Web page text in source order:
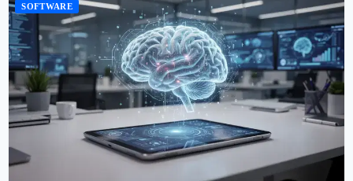
SOFTWARE